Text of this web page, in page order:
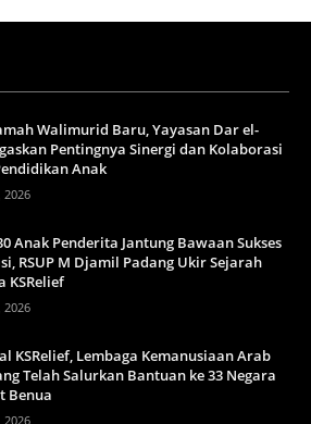
Walimurid Baru, Yayasan Dar el-
Pentingnya Sinergi dan Kolaborasi
Anak
2026
Anak Penderita Jantung Bawaan Sukses
RSUP M Djamil Padang Ukir Sejarah
KSRelief
2026
KSRelief, Lembaga Kemanusiaan Arab
Telah Salurkan Bantuan ke 33 Negara
Benua
2026